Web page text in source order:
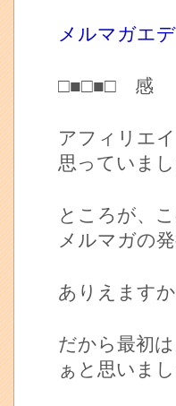
メルマガエ
□■□■□ 感
アフィリエ
思っていまし
ところが、
メルマガの
ありえますか
だから最初
ぁと思いまし